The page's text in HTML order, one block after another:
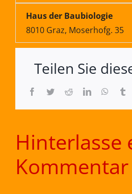
Haus der Baubiologie
8010 Graz, Moserhofg. 35
Teilen Sie
Facebook
TwitterRedditLinkedIn
Hinterlasse
Kommentar